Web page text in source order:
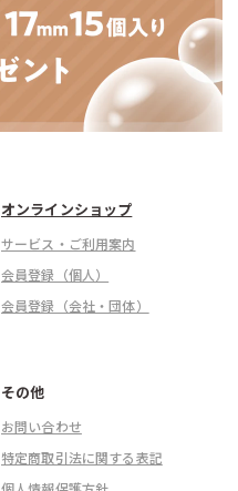
オンラインショップ
サービス・ご利用案内
会員登録（個人）
会員登録（会社・団体）
その他
お問い合わせ
特定商取引法に関する表記